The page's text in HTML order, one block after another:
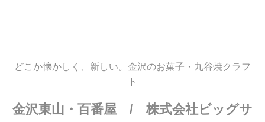
どこか懐かしく、新しい。金沢のお菓子・九谷焼クラフ
ト
金沢東山・百番屋 / 株式会社ビッグサ